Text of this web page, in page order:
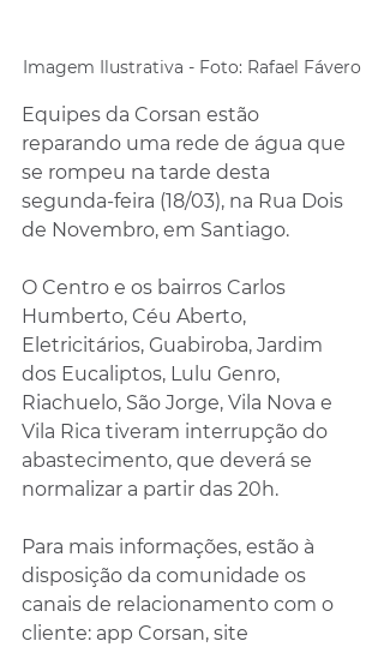
Imagem Ilustrativa - Foto: Rafael Fávero
Equipes da Corsan estão
reparando uma rede de água que
se rompeu na tarde desta
segunda-feira (18/03), na Rua Dois
de Novembro, em Santiago.
O Centro e os bairros Carlos
Humberto, Céu Aberto,
Eletricitários, Guabiroba, Jardim
dos Eucaliptos, Lulu Genro,
Riachuelo, São Jorge, Vila Nova e
Vila Rica tiveram interrupção do
abastecimento, que deverá se
normalizar a partir das 20h.
Para mais informações, estão à
disposição da comunidade os
canais de relacionamento com o
cliente: app Corsan, site